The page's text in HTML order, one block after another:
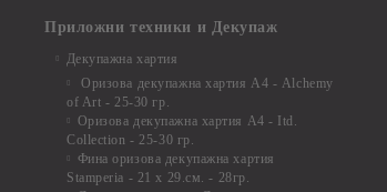
Приложни техники и Декупаж
Декупажна хартия
Оризова декупажна хартия А4 - Alchemy
of Art - 25-30 гр.
Оризова декупажна хартия А4 - Itd.
Collection - 25-30 гр.
Фина оризова декупажна хартия
Stamperia - 21 х 29.см. - 28гр.